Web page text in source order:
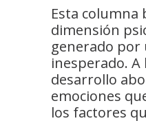
Esta columna
dimensión
generado por
inesperado. A
desarrollo
emociones
los factores